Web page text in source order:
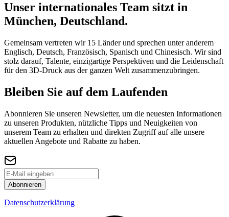
Unser internationales Team sitzt in
München, Deutschland.
Gemeinsam vertreten wir 15 Länder und sprechen unter anderem
Englisch, Deutsch, Französisch, Spanisch und Chinesisch. Wir sind
stolz darauf, Talente, einzigartige Perspektiven und die Leidenschaft
für den 3D-Druck aus der ganzen Welt zusammenzubringen.
Bleiben Sie auf dem Laufenden
Abonnieren Sie unseren Newsletter, um die neuesten Informationen
zu unseren Produkten, nützliche Tipps und Neuigkeiten von
unserem Team zu erhalten und direkten Zugriff auf alle unsere
aktuellen Angebote und Rabatte zu haben.
Abonnieren
Datenschutzerklärung